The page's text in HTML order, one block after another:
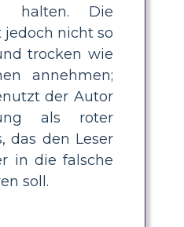
halten. Die
jedoch nicht so
trocken wie
annehmen;
der Autor
als roter
das den Leser
in die falsche
soll.